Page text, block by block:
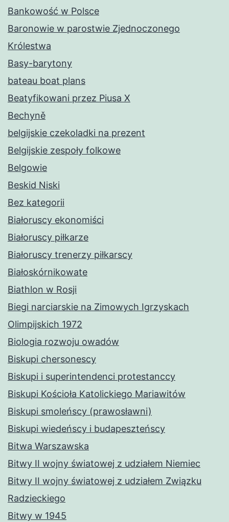
Bankowość w Polsce
Baronowie w parostwie Zjednoczonego
Królestwa
Basy-barytony
bateau boat plans
Beatyfikowani przez Piusa X
Bechyně
belgijskie czekoladki na prezent
Belgijskie zespoły folkowe
Belgowie
Beskid Niski
Bez kategorii
Białoruscy ekonomiści
Białoruscy piłkarze
Białoruscy trenerzy piłkarscy
Białoskórnikowate
Biathlon w Rosji
Biegi narciarskie na Zimowych Igrzyskach
Olimpijskich 1972
Biologia rozwoju owadów
Biskupi chersonescy
Biskupi i superintendenci protestanccy
Biskupi Kościoła Katolickiego Mariawitów
Biskupi smoleńscy (prawosławni)
Biskupi wiedeńscy i budapeszteńscy
Bitwa Warszawska
Bitwy II wojny światowej z udziałem Niemiec
Bitwy II wojny światowej z udziałem Związku
Radzieckiego
Bitwy w 1945